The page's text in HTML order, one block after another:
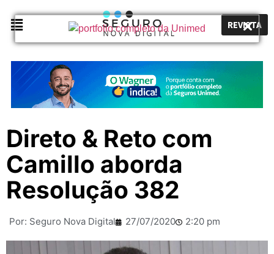
REVISTA
Direto & Reto com
Camillo aborda
Resolução 382
Por: Seguro Nova Digital 27/07/2020 2:20 pm